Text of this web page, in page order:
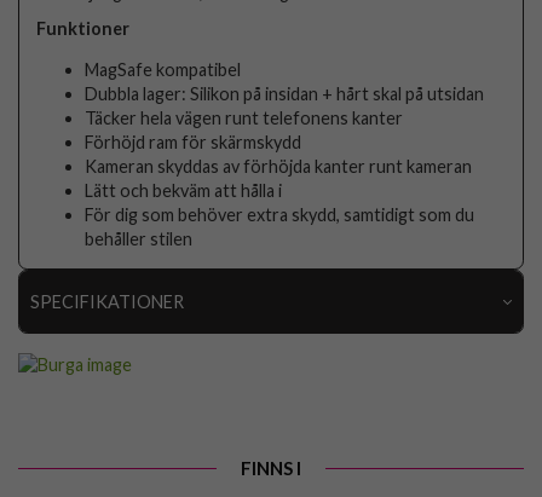
Funktioner
MagSafe kompatibel
Dubbla lager: Silikon på insidan + hårt skal på utsidan
Täcker hela vägen runt telefonens kanter
Förhöjd ram för skärmskydd
Kameran skyddas av förhöjda kanter runt kameran
Lätt och bekväm att hålla i
För dig som behöver extra skydd, samtidigt som du
behåller stilen
SPECIFIKATIONER
FINNS I